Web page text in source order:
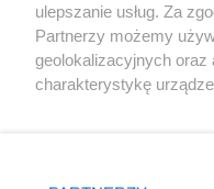
X Facebook
ulepszanie usług. Za
Partnerzy możemy
geolokalizacyjnych oraz
charakterystykę
zmienić/wycofać